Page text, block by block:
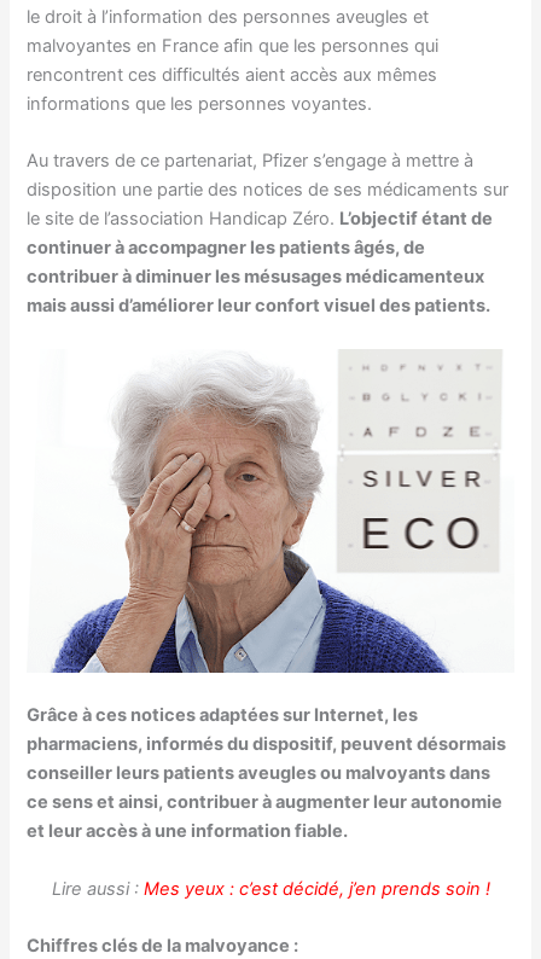
le droit à l’information des personnes aveugles et
malvoyantes en France afin que les personnes qui
rencontrent ces difficultés aient accès aux mêmes
informations que les personnes voyantes.
Au travers de ce partenariat, Pfizer s’engage à mettre à
disposition une partie des notices de ses médicaments sur
le site de l’association Handicap Zéro. L’objectif étant de
continuer à accompagner les patients âgés, de
contribuer à diminuer les mésusages médicamenteux
mais aussi d’améliorer leur confort visuel des patients.
Grâce à ces notices adaptées sur Internet, les
pharmaciens, informés du dispositif, peuvent désormais
conseiller leurs patients aveugles ou malvoyants dans
ce sens et ainsi, contribuer à augmenter leur autonomie
et leur accès à une information fiable.
Lire aussi : Mes yeux : c’est décidé, j’en prends soin !
Chiffres clés de la malvoyance :